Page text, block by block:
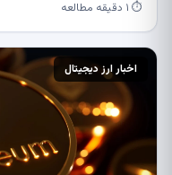
⏱ ۱ دقیقه مطالعه
اخبار ارز دیجیتال